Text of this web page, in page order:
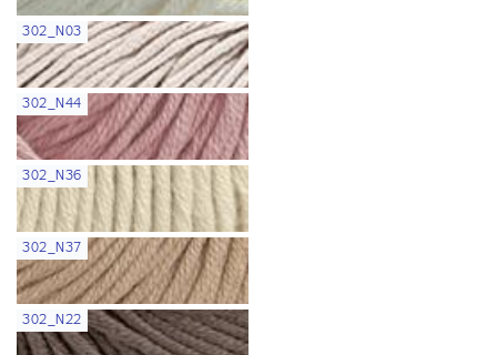
302_N03
302_N44
302_N36
302_N37
302_N22